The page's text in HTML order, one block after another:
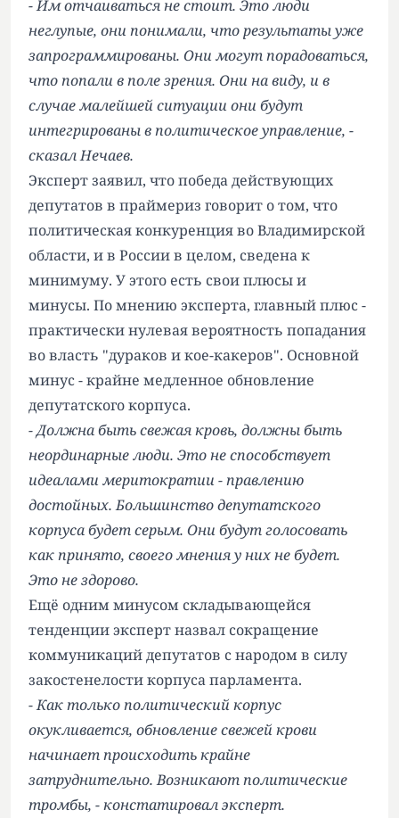
- Им отчаиваться не стоит. Это люди
неглупые, они понимали, что результаты уже
запрограммированы. Они могут порадоваться,
что попали в поле зрения. Они на виду, и в
случае малейшей ситуации они будут
интегрированы в политическое управление, -
сказал Нечаев.
Эксперт заявил, что победа действующих
депутатов в праймериз говорит о том, что
политическая конкуренция во Владимирской
области, и в России в целом, сведена к
минимуму. У этого есть свои плюсы и
минусы. По мнению эксперта, главный плюс -
практически нулевая вероятность попадания
во власть "дураков и кое-какеров". Основной
минус - крайне медленное обновление
депутатского корпуса.
- Должна быть свежая кровь, должны быть
неординарные люди. Это не способствует
идеалами меритократии - правлению
достойных. Большинство депутатского
корпуса будет серым. Они будут голосовать
как принято, своего мнения у них не будет.
Это не здорово.
Ещё одним минусом складывающейся
тенденции эксперт назвал сокращение
коммуникаций депутатов с народом в силу
закостенелости корпуса парламента.
- Как только политический корпус
окукливается, обновление свежей крови
начинает происходить крайне
затруднительно. Возникают политические
тромбы, - констатировал эксперт.